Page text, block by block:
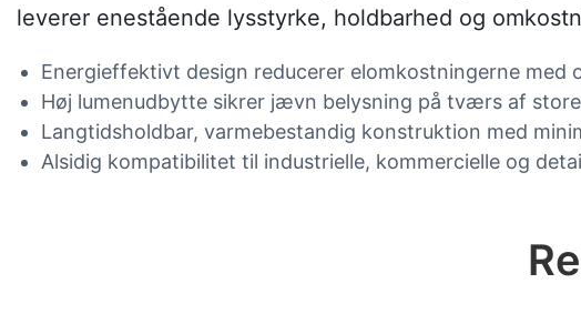
leverer enestående lysstyrke, holdbarhed og
Energieffektivt design reducerer elomkostningerne med
Høj lumenudbytte sikrer jævn belysning på tværs af
Langtidsholdbar, varmebestandig konstruktion med
Alsidig kompatibilitet til industrielle, kommercielle og